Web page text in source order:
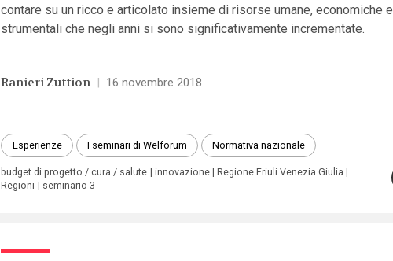
contare su un ricco e articolato insieme di risorse umane, economiche e
strumentali che negli anni si sono significativamente incrementate.
Ranieri Zuttion | 16 novembre 2018
Esperienze I seminari di Welforum Normativa nazionale
budget di progetto / cura / salute innovazione
Regione Friuli Venezia Giulia
Regioni
seminario 3